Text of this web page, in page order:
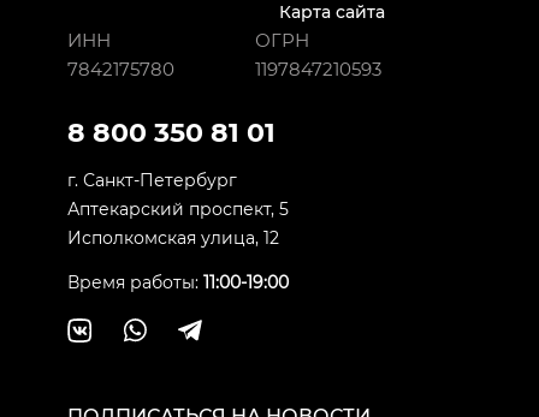
Карта сайта
ИНН
7842175780
ОГРН
1197847210593
8 800 350 81 01
г. Санкт-Петербург
Аптекарский проспект, 5
Исполкомская улица, 12
Время работы: 11:00-19:00